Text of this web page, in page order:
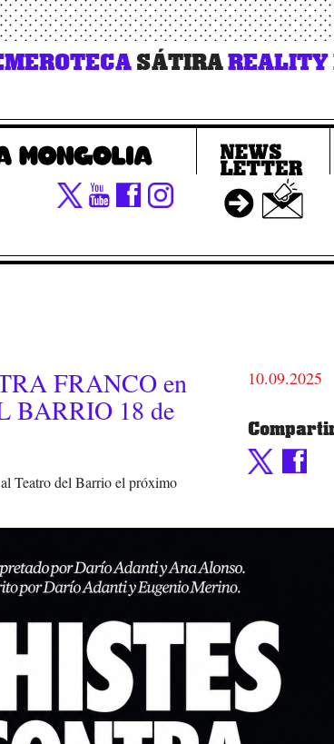
SÁTIRAREALITY
FRANCO en
BARRIO 18 de
Teatro del Barrio el próximo
10.09.2025